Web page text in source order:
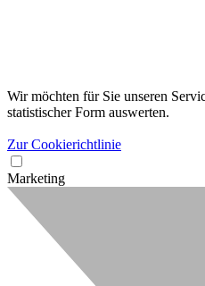
Wir möchten für Sie unseren
statistischer Form auswerten.
Zur Cookierichtlinie
Marketing